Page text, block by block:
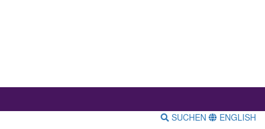
SUCHEN ENGLISH